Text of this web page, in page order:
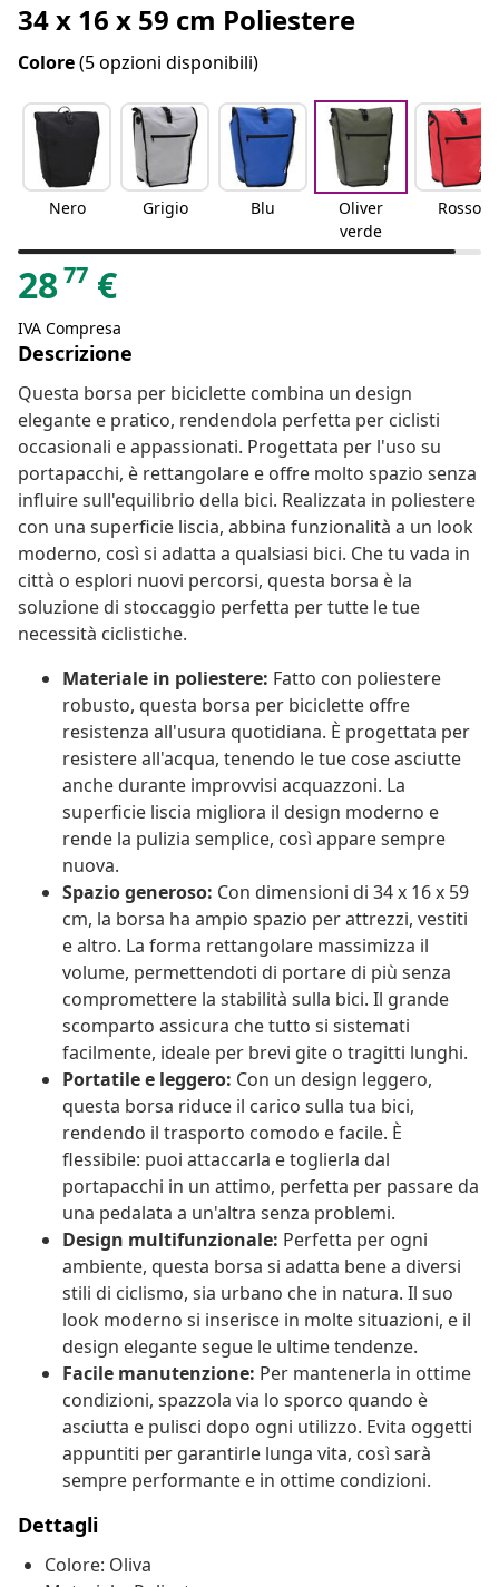
34 x 16 x 59 cm Poliestere
Colore(5 opzioni disponibili)
Nero Grigio Blu
Oliver
verde
Rosso
2877 €
IVA Compresa
Descrizione
Questa borsa per biciclette combina un design
elegante e pratico, rendendola perfetta per ciclisti
occasionali e appassionati. Progettata per l'uso su
portapacchi, è rettangolare e offre molto spazio senza
influire sull'equilibrio della bici. Realizzata in poliestere
con una superficie liscia, abbina funzionalità a un look
moderno, così si adatta a qualsiasi bici. Che tu vada in
città o esplori nuovi percorsi, questa borsa è la
soluzione di stoccaggio perfetta per tutte le tue
necessità ciclistiche.
Materiale in poliestere: Fatto con poliestere
robusto, questa borsa per biciclette offre
resistenza all'usura quotidiana. È progettata per
resistere all'acqua, tenendo le tue cose asciutte
anche durante improvvisi acquazzoni. La
superficie liscia migliora il design moderno e
rende la pulizia semplice, così appare sempre
nuova.
Spazio generoso: Con dimensioni di 34 x 16 x 59
cm, la borsa ha ampio spazio per attrezzi, vestiti
e altro. La forma rettangolare massimizza il
volume, permettendoti di portare di più senza
compromettere la stabilità sulla bici. Il grande
scomparto assicura che tutto si sistemati
facilmente, ideale per brevi gite o tragitti lunghi.
Portatile e leggero: Con un design leggero,
questa borsa riduce il carico sulla tua bici,
rendendo il trasporto comodo e facile. È
flessibile: puoi attaccarla e toglierla dal
portapacchi in un attimo, perfetta per passare da
una pedalata a un'altra senza problemi.
Design multifunzionale: Perfetta per ogni
ambiente, questa borsa si adatta bene a diversi
stili di ciclismo, sia urbano che in natura. Il suo
look moderno si inserisce in molte situazioni, e il
design elegante segue le ultime tendenze.
Facile manutenzione: Per mantenerla in ottime
condizioni, spazzola via lo sporco quando è
asciutta e pulisci dopo ogni utilizzo. Evita oggetti
appuntiti per garantirle lunga vita, così sarà
sempre performante e in ottime condizioni.
Dettagli
Colore: Oliva